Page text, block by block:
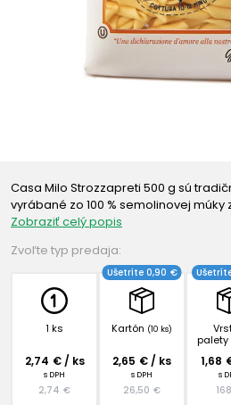
Casa Milo Strozzapreti 500 g sú
vyrábané zo 100 % semolinovej múky
Zobraziť celý popis
Zvoľte typ predaja:
1 ks
2,74 € / ks
s DPH
2,74 €
Kartón (10 ks)
Ušetríte 0,90 €
2,65 € / ks
s DPH
26,50 €
palety
1,68
s